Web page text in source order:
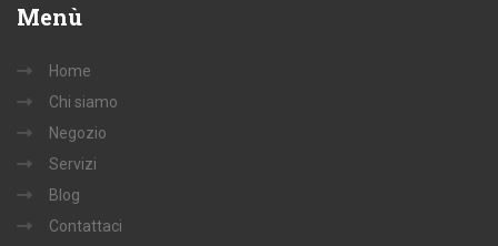
Menù
Home
Chi siamo
Negozio
Servizi
Blog
Contattaci